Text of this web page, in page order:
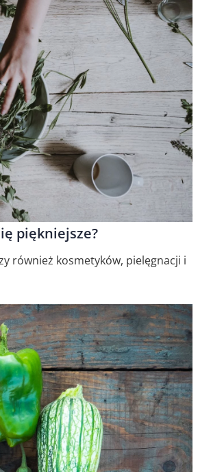
piękniejsze?
również kosmetyków, pielęgnacji i